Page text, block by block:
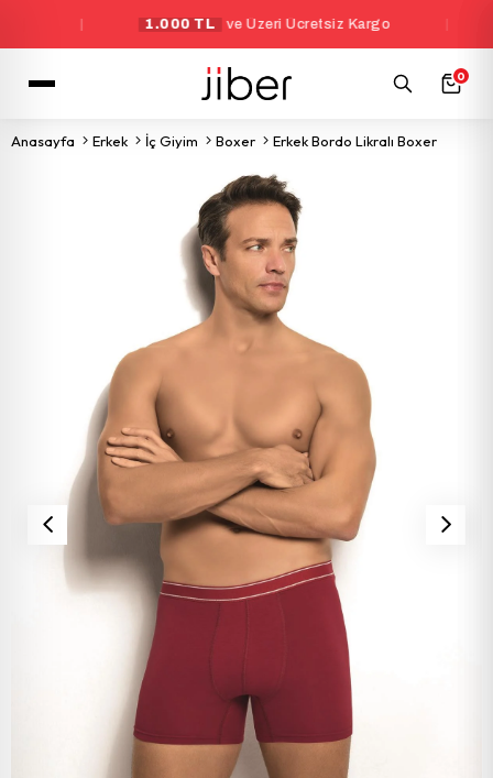
1.000 TL ve Üzeri Ücretsiz Kargo
0
Anasayfa Erkek İç Giyim Boxer Erkek Bordo Likralı Boxer